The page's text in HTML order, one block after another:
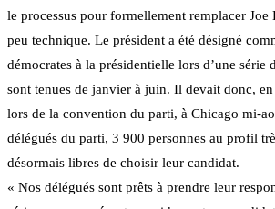
le processus pour formellement remplacer Joe
peu technique. Le président a été désigné
démocrates à la présidentielle lors d’une série
sont tenues de janvier à juin. Il devait donc,
lors de la convention du parti, à Chicago mi-
délégués du parti, 3 900 personnes au profil
désormais libres de choisir leur candidat.
« Nos délégués sont prêts à prendre leur